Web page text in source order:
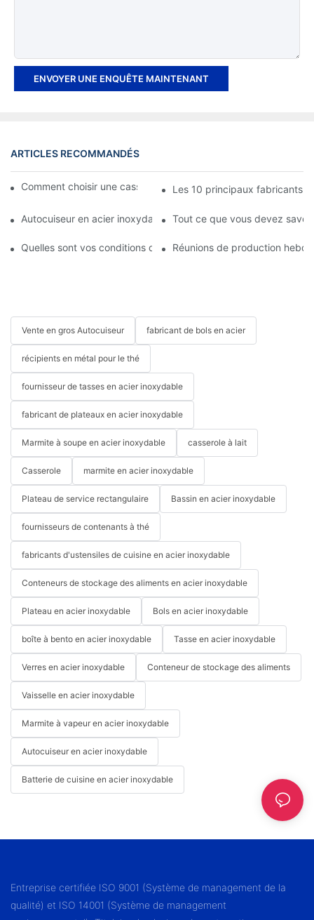
ENVOYER UNE ENQUÊTE MAINTENANT
ARTICLES RECOMMANDÉS
Comment choisir une casserole en acier inoxydable ?
Les 10 principaux fabricants
Autocuiseur en acier inoxydable ou en aluminium : lequel est le
Tout ce que vous devez
Quelles sont vos conditions de paiement et de prix ?
Réunions de production
Vente en gros Autocuiseur fabricant de bols en acier
récipients en métal pour le thé
fournisseur de tasses en acier inoxydable
fabricant de plateaux en acier inoxydable
Marmite à soupe en acier inoxydable casserole à lait
Casserole marmite en acier inoxydable
Plateau de service rectangulaire Bassin en acier inoxydable
fournisseurs de contenants à thé
fabricants d'ustensiles de cuisine en acier inoxydable
Conteneurs de stockage des aliments en acier inoxydable
Plateau en acier inoxydable Bols en acier inoxydable
boîte à bento en acier inoxydable Tasse en acier inoxydable
Verres en acier inoxydable Conteneur de stockage des aliments
Vaisselle en acier inoxydable
Marmite à vapeur en acier inoxydable
Autocuiseur en acier inoxydable
Batterie de cuisine en acier inoxydable
Entreprise certifiée ISO 9001 (Système de management de la
qualité) et ISO 14001 (Système de management